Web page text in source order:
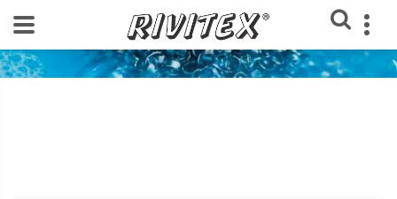
Home Loja Rivitex